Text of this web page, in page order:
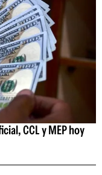
CCL y MEP hoy